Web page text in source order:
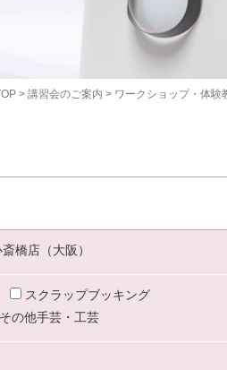
> 講習会のご案内 > ワークショップ・体験
橋店（大阪）
スクラップブッキング
その他手芸・工芸